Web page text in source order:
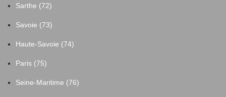
Sarthe (72)
Savoie (73)
Haute-Savoie (74)
Paris (75)
Seine-Maritime (76)